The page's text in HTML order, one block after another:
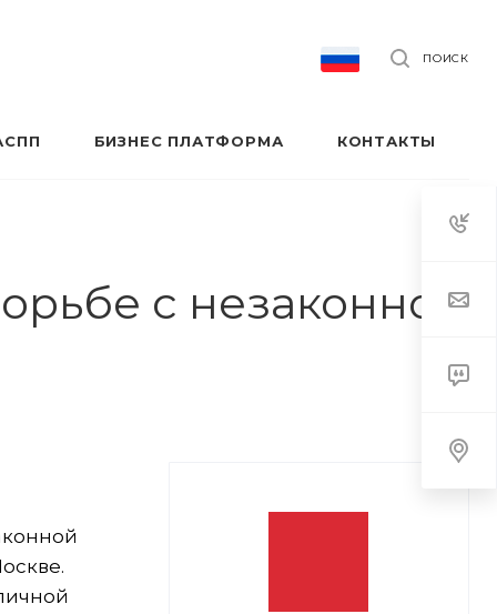
ПОИСК
БИЗНЕС ПЛАТФОРМА КОНТАКТЫ
с незаконной